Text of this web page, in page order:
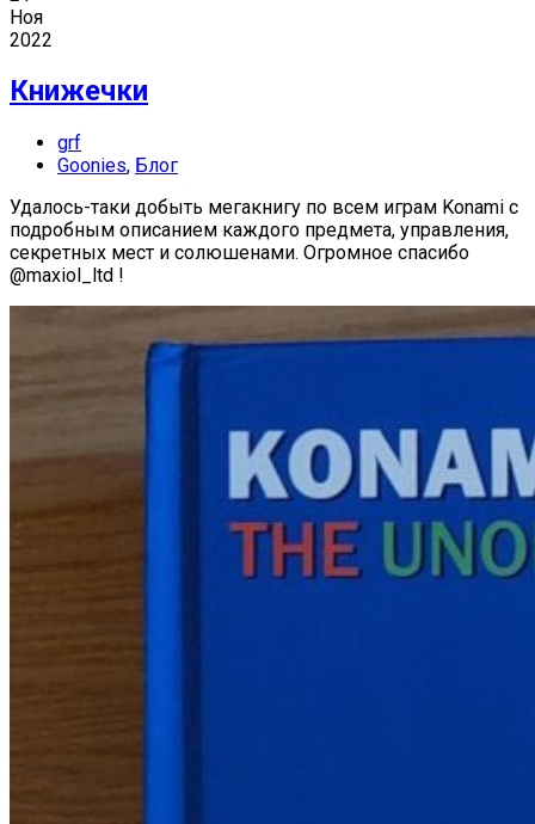
Ноя
2022
Книжечки
grf
Goonies, Блог
Удалось-таки добыть мегакнигу по всем играм Konami с
подробным описанием каждого предмета, управления,
секретных мест и солюшенами. Огромное спасибо
@maxiol_ltd !